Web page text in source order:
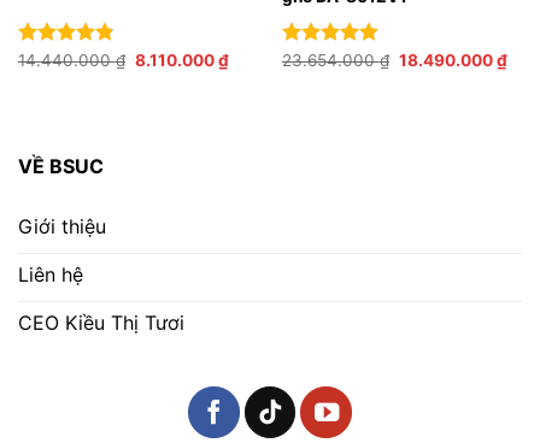
Được xếp
14.440.000₫ Giá
8.110.000₫Giá
hiện
Được xếp
23.654.000₫ Giá
18.490.000₫Giá
hiện
VỀ BSUC
Giới thiệu
Liên hệ
CEO Kiều Thị Tươi